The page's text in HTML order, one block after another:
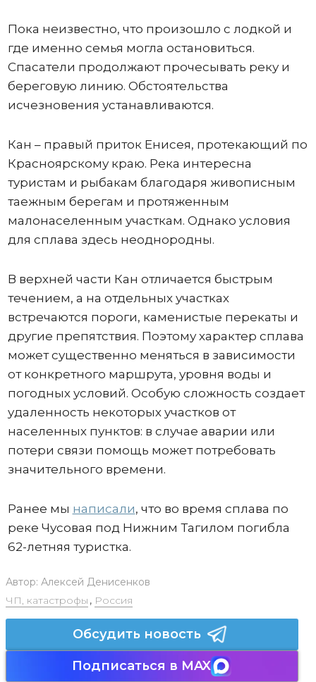
Пока неизвестно, что произошло с лодкой и
где именно семья могла остановиться.
Спасатели продолжают прочесывать реку и
береговую линию. Обстоятельства
исчезновения устанавливаются.
Кан – правый приток Енисея, протекающий по
Красноярскому краю. Река интересна
туристам и рыбакам благодаря живописным
таежным берегам и протяженным
малонаселенным участкам. Однако условия
для сплава здесь неоднородны.
В верхней части Кан отличается быстрым
течением, а на отдельных участках
встречаются пороги, каменистые перекаты и
другие препятствия. Поэтому характер сплава
может существенно меняться в зависимости
от конкретного маршрута, уровня воды и
погодных условий. Особую сложность создает
удаленность некоторых участков от
населенных пунктов: в случае аварии или
потери связи помощь может потребовать
значительного времени.
Ранее мы написали, что во время сплава по
реке Чусовая под Нижним Тагилом погибла
62-летняя туристка.
Автор: Алексей Денисенков
ЧП, катастрофы , Россия
Обсудить новость
Подписаться в MAX